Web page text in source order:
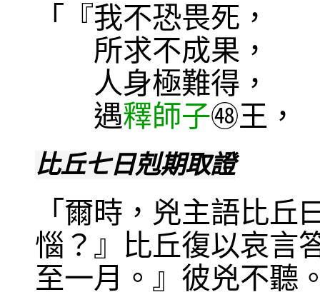
「『我不恐畏死，
所求不成果，
人身極難得，
遇釋師子㊽王，
比丘七日剋期取證
「爾時，兇主語比丘
惱？』比丘復以哀言
至一月。』彼兇不聽